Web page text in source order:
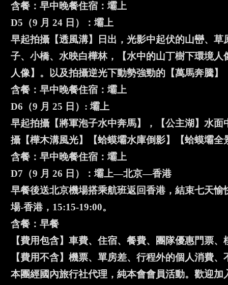
含餐：早中晚餐住宿：壩上
D5（9 月 24 日）：壩上
早起拍攝【透風溝】日出，光影中起伏的山巒、
子、小橋、水映白樺林，【水中的山丁樹下環境
人像】。以及拍攝逆光下動勢強勁的【萬馬奔騰
含餐：早中晚餐住宿：壩上
D6（9 月 25 日）: 壩上
早起拍攝【將軍泡子水中奔馬】，【公主湖】水
攝【樺木溝風光】【蛤蟆壩水庫倒影】【蛤蟆壩全
含餐：早中晚餐住宿：壩上
D7（9 月 26 日）：壩上—北京—香港
早餐後送北京機場搭乘航班返回香港，結束七天
場-香港，15:15-19:00。
含餐：早餐
【費用包含】車費、住宿、餐費、團隊優惠門票
【費用不含】機票、單房差、行程外的個人消費
本團經國內旅行社代理，純本會會員活動。歡迎加